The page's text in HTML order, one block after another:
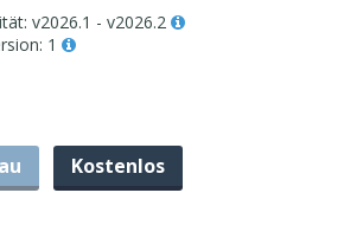
v2026.1 - v2026.2
1
Kostenlos